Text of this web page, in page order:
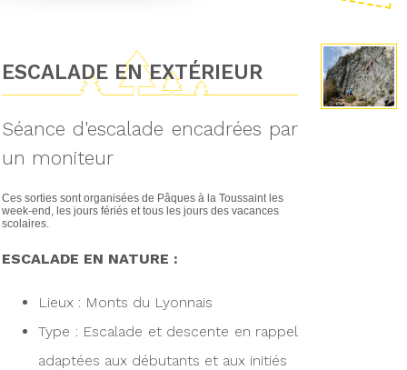
ESCALADE EN EXTÉRIEUR
Séance d'escalade encadrées par
un moniteur
Ces sorties sont organisées de Pâques à la Toussaint les
week-end, les jours fériés et tous les jours des vacances
scolaires.
ESCALADE EN NATURE :
Lieux : Monts du Lyonnais
Type : Escalade et descente en rappel
adaptées aux débutants et aux initiés